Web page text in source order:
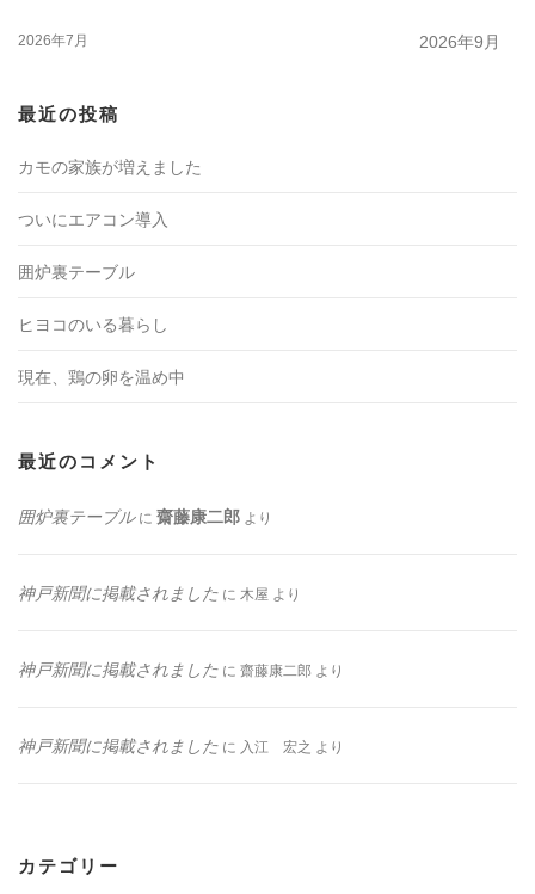
2026年7月 2026年9月
最近の投稿
カモの家族が増えました
ついにエアコン導入
囲炉裏テーブル
ヒヨコのいる暮らし
現在、鶏の卵を温め中
最近のコメント
囲炉裏テーブルに 齋藤康二郎 より
神戸新聞に掲載されました に 木屋 より
神戸新聞に掲載されました に 齋藤康二郎 より
神戸新聞に掲載されました に 入江 宏之 より
カテゴリー